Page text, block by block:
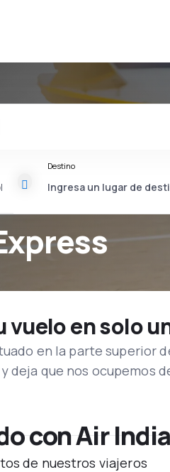
Destino
vuelo en solo
en la parte superior
deja que nos ocupemos
con Air
de nuestros viajeros